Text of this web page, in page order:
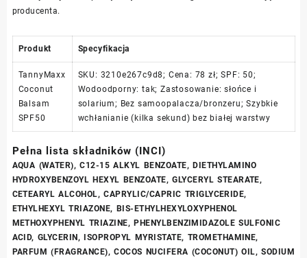
producenta.
Produkt Specyfikacja
TannyMaxx
Coconut
Balsam
SPF50
SKU: 3210e267c9d8; Cena: 78 zł; SPF: 50;
Wodoodporny: tak; Zastosowanie: słońce i
solarium; Bez samoopalacza/bronzeru; Szybkie
wchłanianie (kilka sekund) bez białej warstwy
Pełna lista składników (INCI)
AQUA (WATER), C12-15 ALKYL BENZOATE, DIETHYLAMINO
HYDROXYBENZOYL HEXYL BENZOATE, GLYCERYL STEARATE,
CETEARYL ALCOHOL, CAPRYLIC/CAPRIC TRIGLYCERIDE,
ETHYLHEXYL TRIAZONE, BIS-ETHYLHEXYLOXYPHENOL
METHOXYPHENYL TRIAZINE, PHENYLBENZIMIDAZOLE SULFONIC
ACID, GLYCERIN, ISOPROPYL MYRISTATE, TROMETHAMINE,
PARFUM (FRAGRANCE), COCOS NUCIFERA (COCONUT) OIL, SODIUM